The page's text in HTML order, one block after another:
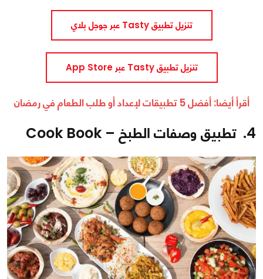
تنزيل تطبيق Tasty عبر جوجل بلاي
تنزيل تطبيق Tasty عبر App Store
أقرأ أيضا:أفضل 5 تطبيقات لإعداد أو طلب الطعام في رمضان
4. تطبيق وصفات الطبخ – Cook Book